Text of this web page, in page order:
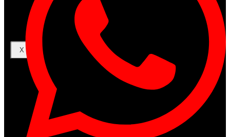
Restablecer la contraseña
X